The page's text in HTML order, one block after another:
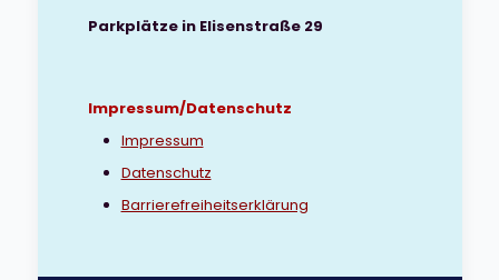
Parkplätze in Elisenstraße 29
Impressum/Datenschutz
Impressum
Datenschutz
Barrierefreiheitserklärung